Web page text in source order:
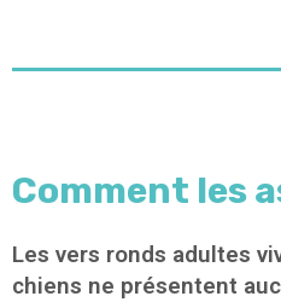
Comment les
Les vers ronds adultes
chiens ne présentent